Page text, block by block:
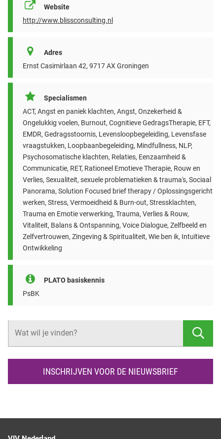
Website
http://www.blissconsulting.nl
Adres
Ernst Casimirlaan 42, 9717 AX Groningen
Specialismen
ACT, Angst en paniek klachten, Angst, Onzekerheid &
Ongelukkig voelen, Burnout, Cognitieve GedragsTherapie, EFT,
EMDR, Gedragsstoornis, Levensloopbegeleiding, Levensfase
vraagstukken, Loopbaanbegeleiding, Mindfullness, NLP,
Psychosomatische klachten, Relaties, Eenzaamheid &
Communicatie, RET, Rationeel Emotieve Therapie, Rouw en
Verlies, Sexualiteit, sexuele problematieken & trauma's, Sociaal
Panorama, Solution Focused brief therapy / Oplossingsgericht
werken, Stress, Vermoeidheid & Burn-out, Stressklachten,
Trauma en Emotie verwerking, Trauma, Verlies & Rouw,
Vitaliteit, Balans & Ontspanning, Voice Dialogue, Zelfbeeld en
Zelfvertrouwen, Zingeving & Spiritualiteit, Wie ben ik, Intuïtieve
Ontwikkeling
PLATO basiskennis
PsBK
E
E
INSCHRIJVEN VOOR DE NIEUWSBRIEF